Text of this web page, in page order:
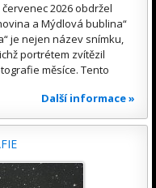
2026 obdržel
a Mýdlová bublina“
je nejen název snímku,
portrétem zvítězil
měsíce. Tento
Další informace »